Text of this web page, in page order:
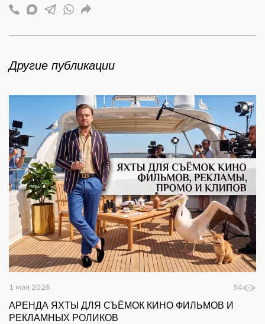
Другие публикации
1 мая 2026 54
АРЕНДА ЯХТЫ ДЛЯ СЪЁМОК КИНО ФИЛЬМОВ И
РЕКЛАМНЫХ РОЛИКОВ